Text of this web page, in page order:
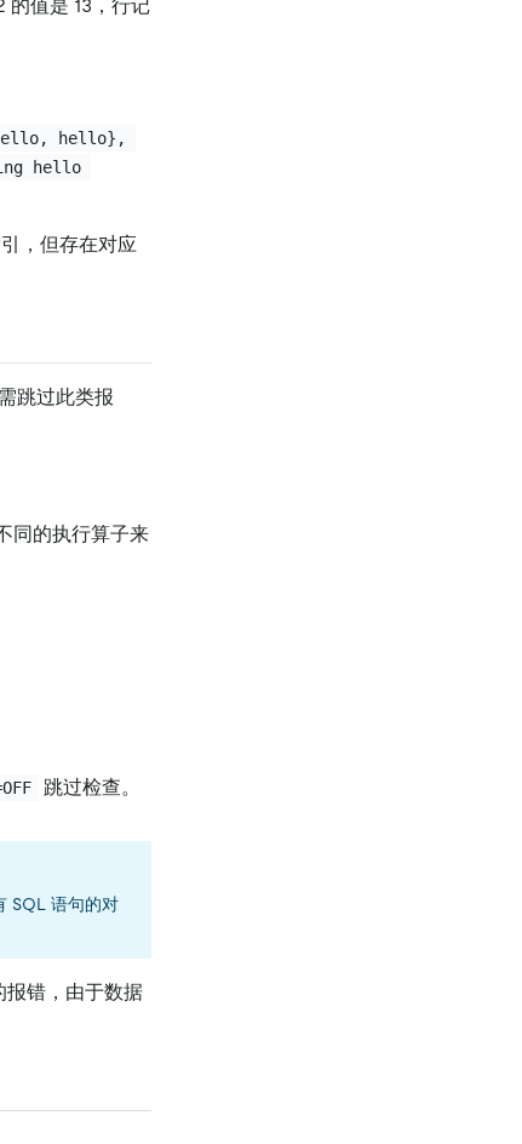
的值是 13，行记
hello},
hello
，但存在对应
跳过此类报
同的执行算子来
跳过检查。
SQL 语句的对
报错，由于数据